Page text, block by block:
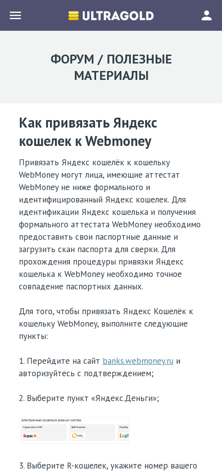
menu person
ФОРУМ / ПОЛЕЗНЫЕ
МАТЕРИАЛЫ
Как привязать Яндекс
кошелек к Webmoney
Привязать Яндекс кошелёк к кошельку
WebMoney могут лица, имеющие аттестат
WebMoney не ниже формального и
идентифицированный Яндекс кошелек. Для
идентификации Яндекс кошелька и получения
формального аттестата WebMoney необходимо
предоставить свои паспортные данные и
загрузить скан паспорта для сверки. Для
прохождения процедуры привязки Яндекс
кошелька к WebMoney необходимо точное
совпадение паспортных данных.
Для того, чтобы привязать Яндекс Кошелёк к
кошельку WebMoney, выполните следующие
пункты:
1. Перейдите на сайт banks.webmoney.ru и
авторизуйтесь с подтверждением;
2. Выберите пункт «Яндекс.Деньги»;
3. Выберите R-кошелек, укажите номер вашего